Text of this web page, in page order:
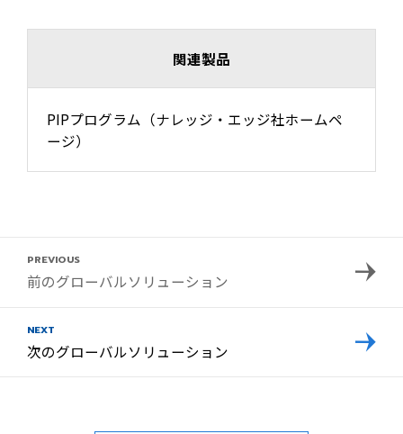
関連製品
PIPプログラム（ナレッジ・エッジ社ホームペ
ージ）
PREVIOUS
前のグローバルソリューション
NEXT
次のグローバルソリューション